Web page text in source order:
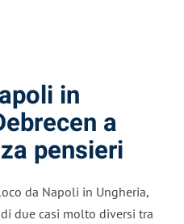
in
a
pensieri
da Napoli in Ungheria,
due casi molto diversi tra